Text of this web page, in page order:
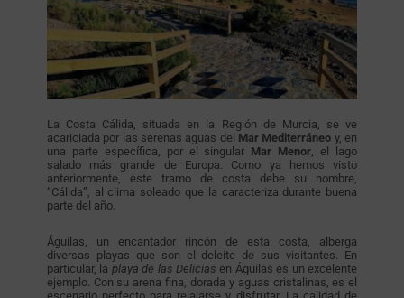
La Costa Cálida, situada en la Región de Murcia, se ve
acariciada por las serenas aguas del Mar Mediterráneo y, en
una parte específica, por el singular Mar Menor , el lago
salado más grande de Europa. Como ya hemos visto
anteriormente, este tramo de costa debe su nombre,
“Cálida”, al clima soleado que la caracteriza durante buena
parte del año.
Águilas, un encantador rincón de esta costa, alberga
diversas playas que son el deleite de sus visitantes. En
particular, la playa de las Delicias en Águilas es un excelente
ejemplo. Con su arena fina, dorada y aguas cristalinas, es el